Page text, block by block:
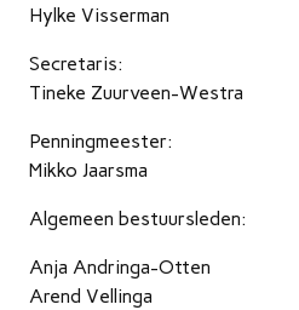
Hylke Visserman
Secretaris:
Tineke Zuurveen-Westra
Penningmeester:
Mikko Jaarsma
Algemeen bestuursleden:
Anja Andringa-Otten
Arend Vellinga